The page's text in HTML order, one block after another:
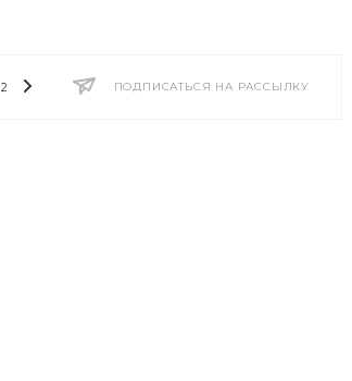
ПОДПИСАТЬСЯ НА РАССЫЛКУ
2014 2013 2012 2011